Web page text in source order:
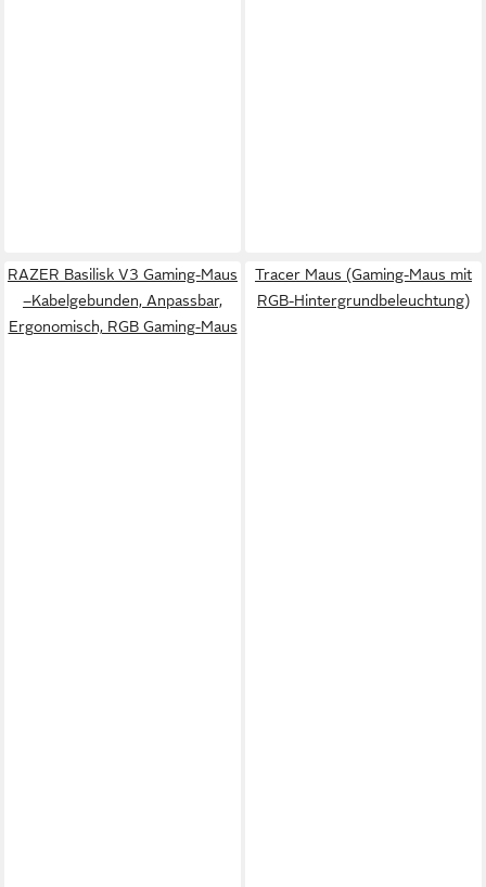
RAZER Basilisk V3 Gaming-Maus
–Kabelgebunden, Anpassbar,
Ergonomisch, RGB Gaming-Maus
Tracer Maus (Gaming-Maus mit
RGB-Hintergrundbeleuchtung)